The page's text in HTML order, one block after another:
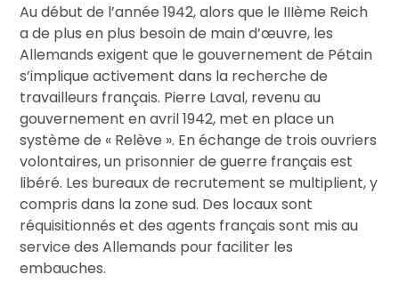
Au début de l’année 1942, alors que le IIIème Reich
a de plus en plus besoin de main d’œuvre, les
Allemands exigent que le gouvernement de Pétain
s’implique activement dans la recherche de
travailleurs français. Pierre Laval, revenu au
gouvernement en avril 1942, met en place un
système de « Relève ». En échange de trois ouvriers
volontaires, un prisonnier de guerre français est
libéré. Les bureaux de recrutement se multiplient, y
compris dans la zone sud. Des locaux sont
réquisitionnés et des agents français sont mis au
service des Allemands pour faciliter les
embauches.